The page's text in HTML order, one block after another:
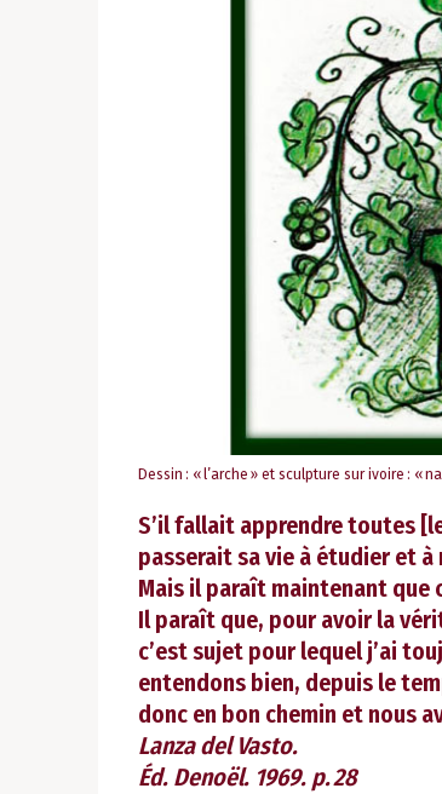
Dessin : « l’arche » et sculpture sur ivoire : «
S’il fallait apprendre toutes
passerait sa vie à étudier et à
Mais il paraît maintenant que
Il paraît que, pour avoir la
c’est sujet pour lequel j’ai
entendons bien, depuis le
donc en bon chemin et nous
Lanza del Vasto.
Éd. Denoël. 1969. p. 28